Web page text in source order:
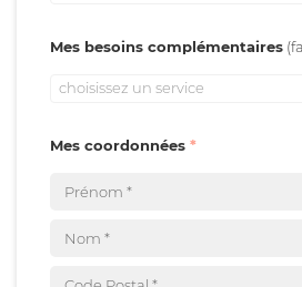
Mes besoins complémentaires
choisissez un service
Mes coordonnées